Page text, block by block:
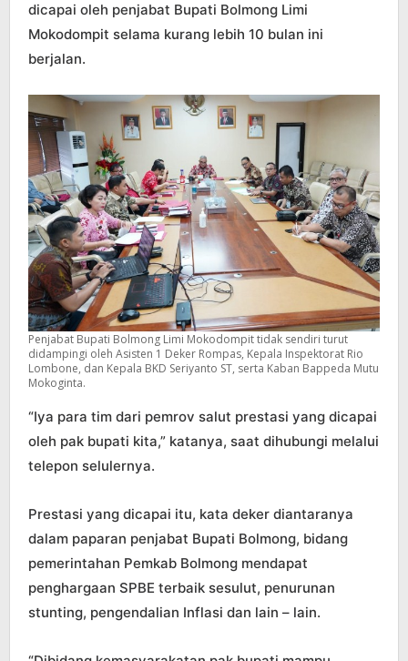
dicapai oleh penjabat Bupati Bolmong Limi
Mokodompit selama kurang lebih 10 bulan ini
berjalan.
Penjabat Bupati Bolmong Limi Mokodompit tidak sendiri turut
didampingi oleh Asisten 1 Deker Rompas, Kepala Inspektorat Rio
Lombone, dan Kepala BKD Seriyanto ST, serta Kaban Bappeda Mutu
Mokoginta.
“Iya para tim dari pemrov salut prestasi yang dicapai
oleh pak bupati kita,” katanya, saat dihubungi melalui
telepon selulernya.
Prestasi yang dicapai itu, kata deker diantaranya
dalam paparan penjabat Bupati Bolmong, bidang
pemerintahan Pemkab Bolmong mendapat
penghargaan SPBE terbaik sesulut, penurunan
stunting, pengendalian Inflasi dan lain – lain.